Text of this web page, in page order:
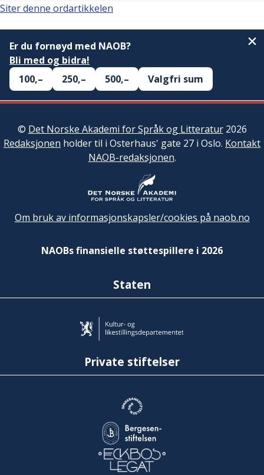
Siter denne ordartikkelen
Er du fornøyd med NAOB?
Bli med og bidra!
100,–
250,– 500,– Valgfri sum
© Det Norske Akademi for Språk og Litteratur2026
Redaksjonen holder til i Osterhaus' gate 27 i Oslo. Kontakt
NAOB-redaksjonen.
Om bruk av informasjonskapsler/cookies på naob.no
NAOBs finansielle støttespillere i 2026
Staten
Private stiftelser